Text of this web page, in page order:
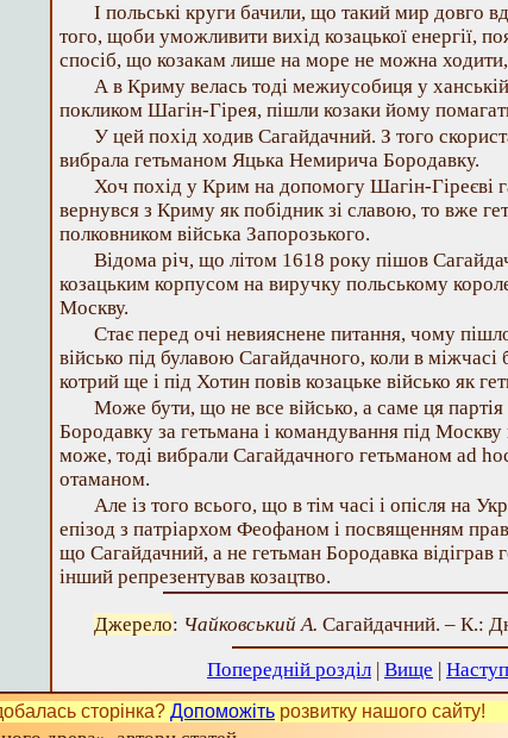
І польські круги бачили, що такий мир довго
того, щоби уможливити вихід козацької енергії,
спосіб, що козакам лише на море не можна
А в Криму велась тоді межиусобиця у
покликом Шагін-Гірея, пішли козаки йому
У цей похід ходив Сагайдачний. З того
вибрала гетьманом Яцька Немирича Бородавку.
Хоч похід у Крим на допомогу Шагін-Гіреєві
вернувся з Криму як побідник зі славою, то вже
полковником війська Запорозького.
Відома річ, що літом 1618 року пішов
козацьким корпусом на виручку польському
Москву.
Стає перед очі невияснене питання, чому
військо під булавою Сагайдачного, коли в
котрий ще і під Хотин повів козацьке військо як
Може бути, що не все військо, а саме ця
Бородавку за гетьмана і командування під
може, тоді вибрали Сагайдачного гетьманом ad
отаманом.
Але із того всього, що в тім часі і опісля на
епізод з патріархом Феофаном і посвященням
що Сагайдачний, а не гетьман Бородавка відіграв
інший репрезентував козацтво.
Джерело: Чайковський А. Сагайдачний. – К.:
Попередній розділ | Вище |
сторінка? Допоможіть розвитку нашого сайту!